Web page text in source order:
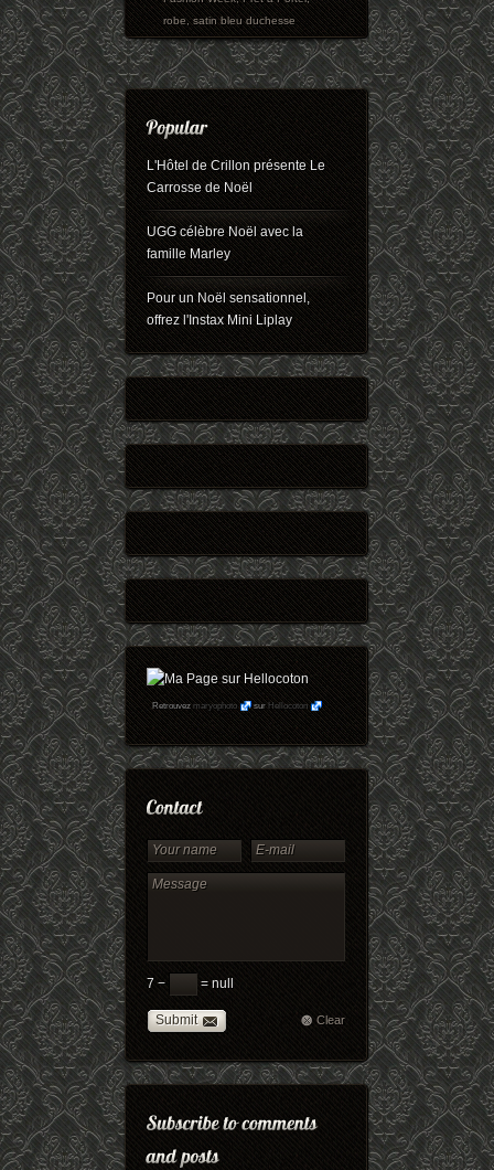
robe,satin bleu duchesse
L'Hôtel de Crillon présente Le
Carrosse de Noël
UGG célèbre Noël avec la
famille Marley
Pour un Noël sensationnel,
offrez l'Instax Mini Liplay
Retrouvezmaryophoto surHellocoton
7 − = null
Submit Clear